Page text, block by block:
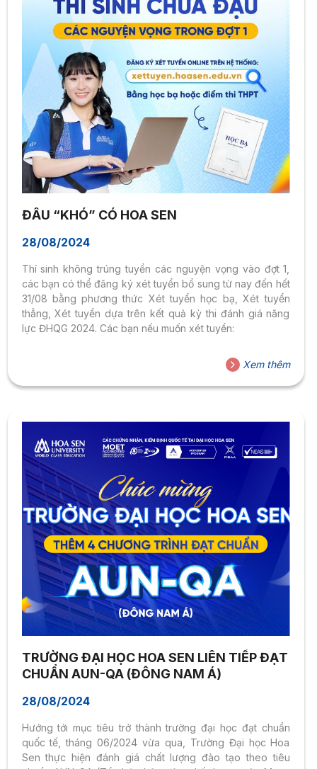
ĐÂU “KHÓ” CÓ HOA SEN
28/08/2024
Thí sinh không trúng tuyển các nguyện vọng vào đợt 1,
các bạn có thể đăng ký xét tuyển bổ sung từ nay đến hết
31/08 bằng phương thức Xét tuyển học bạ, Xét tuyển
thẳng, Xét tuyển dựa trên kết quả kỳ thi đánh giá năng
lực ĐHQG 2024. Các bạn nếu muốn xét tuyển:
Xem thêm
TRƯỜNG ĐẠI HỌC HOA SEN LIÊN TIẾP ĐẠT
CHUẨN AUN-QA (ĐÔNG NAM Á)
28/08/2024
Hướng tới mục tiêu trở thành trường đại học đạt chuẩn
quốc tế, tháng 06/2024 vừa qua, Trường Đại học Hoa
Sen thực hiện đánh giá chất lượng đào tạo theo tiêu